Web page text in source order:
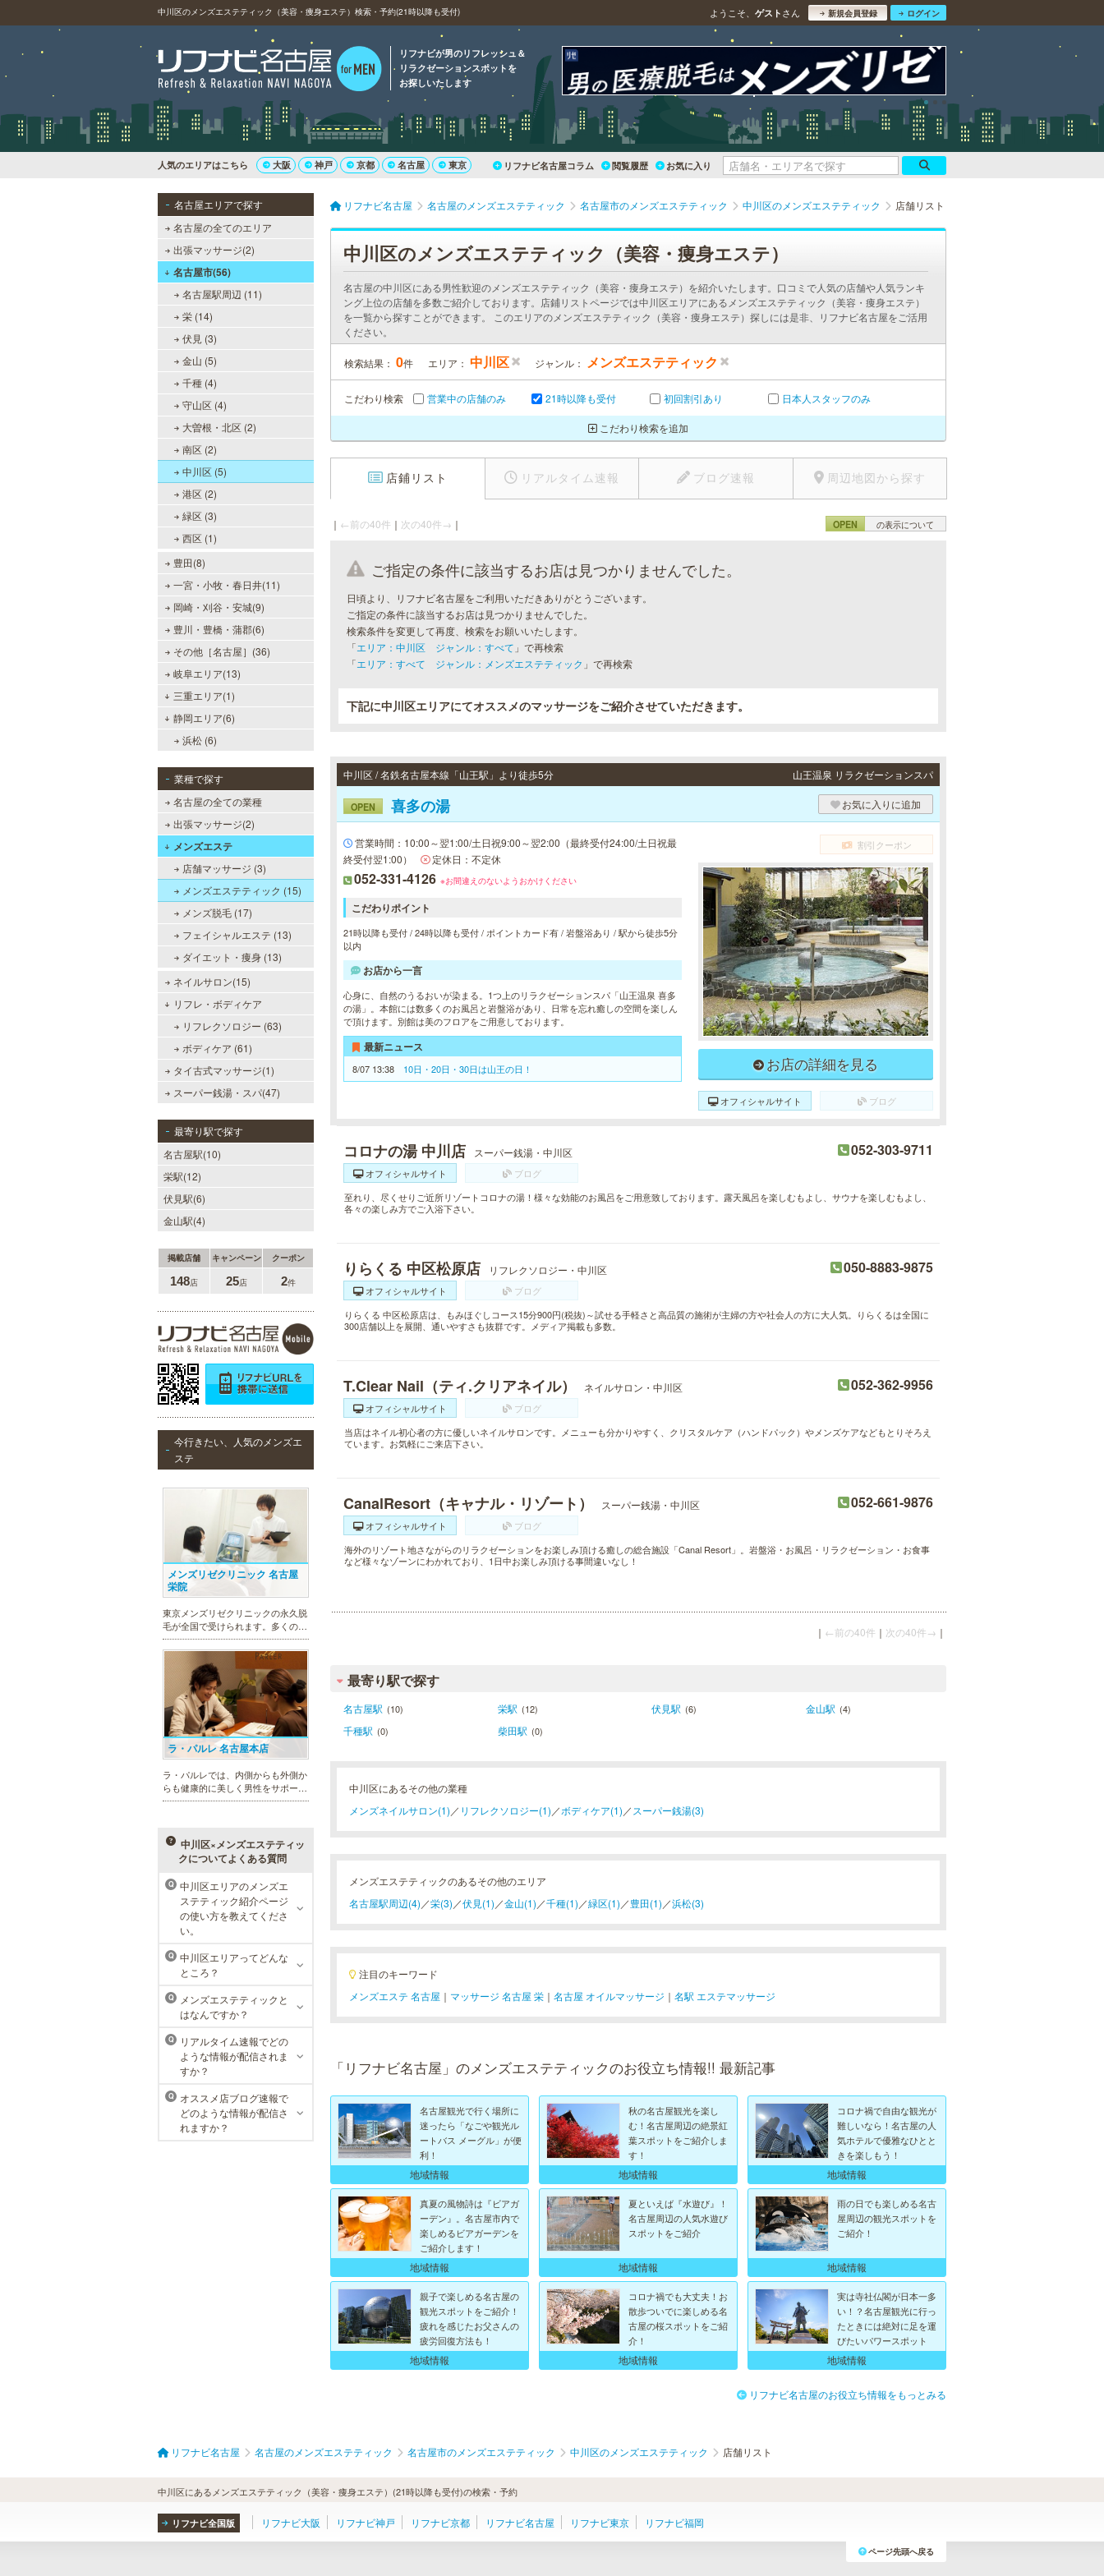
中川区のメンズエステティック（美容・痩身エステ）検索・予約(21時以降も受付) ようこそ、 ゲスト さん 新規会員登録 ログイン
リフナビが男のリフレッシュ＆
リラクゼーションスポットを
お探しいたします
人気のエリアはこちら 大阪 神戸 京都 名古屋 東京 リフナビ名古屋コラム 閲覧履歴 お気に入り
名古屋エリアで探す
名古屋の全てのエリア
出張マッサージ(2)
名古屋市(56)
名古屋駅周辺 (11)
栄 (14)
伏見 (3)
金山 (5)
千種 (4)
守山区 (4)
大曽根・北区 (2)
南区 (2)
中川区 (5)
港区 (2)
緑区 (3)
西区 (1)
豊田(8)
一宮・小牧・春日井(11)
岡崎・刈谷・安城(9)
豊川・豊橋・蒲郡(6)
その他［名古屋］(36)
岐阜エリア(13)
三重エリア(1)
静岡エリア(6)
浜松 (6)
業種で探す
名古屋の全ての業種
出張マッサージ(2)
メンズエステ
店舗マッサージ (3)
メンズエステティック (15)
メンズ脱毛 (17)
フェイシャルエステ (13)
ダイエット・痩身 (13)
ネイルサロン(15)
リフレ・ボディケア
リフレクソロジー (63)
ボディケア (61)
タイ古式マッサージ(1)
スーパー銭湯・スパ(47)
最寄り駅で探す
名古屋駅(10)
栄駅(12)
伏見駅(6)
金山駅(4)
掲載店舗 キャンペーン クーポン
148店 25店 2件
今行きたい、人気のメンズエ
ステ
メンズリゼクリニック 名古屋
栄院
東京メンズリゼクリニックの永久脱
毛が全国で受けられます。多くの男
性患者様にご支持頂き、新宿1院か
ら始まったメンズリゼクリニック
が、現在では提携院含め全国10院を
展開するクリニックになりました。
ラ・パルレ 名古屋本店
ラ・パルレでは、内側からも外側か
らも健康的に美しく男性をサポー
ト。脱メタボリックやダイエット、
メニューをご用意。お得な体験コー
スも多数！
MEN’S TBC 名古屋本店
メンズTBCは、創業以来男性の健康
的な美を追究してきました。豊富な
脱毛メニューを始め、フェイシャル
ケア、下腹引き締め等、各種お得な
体験コースを取り揃えています。選
べる種類の多さで初めての方も安心
です。
中川区×メンズエステティッ
クについてよくある質問
Q
中川区エリアのメンズエ
ステティック紹介ページ
の使い方を教えてくださ
い。
Q
中川区エリアってどんな
ところ？
Q
メンズエステティックと
はなんですか？
Q
リアルタイム速報でどの
ような情報が配信されま
すか？
Q
オススメ店ブログ速報で
どのような情報が配信さ
れますか？
リフナビ名古屋 名古屋のメンズエステティック 名古屋市のメンズエステティック 中川区のメンズエステティック 店舗リスト
中川区のメンズエステティック（美容・痩身エステ）
名古屋の中川区にある男性歓迎のメンズエステティック（美容・痩身エステ）を紹介いたします。口コミで人気の店舗や人気ランキ
ング上位の店舗を多数ご紹介しております。店鋪リストページでは中川区エリアにあるメンズエステティック（美容・痩身エステ）
を一覧から探すことができます。 このエリアのメンズエステティック（美容・痩身エステ）探しには是非、リフナビ名古屋をご活用
ください。
検索結果： 0件 エリア： 中川区 ジャンル： メンズエステティック
こだわり検索 営業中の店舗のみ 21時以降も受付 初回割引あり 日本人スタッフのみ
こだわり検索を追加
店鋪リスト リアルタイム速報 ブログ速報 周辺地図から探す
｜ ←前の40件 ｜ 次の40件→ ｜ OPEN の表示について
ご指定の条件に該当するお店は見つかりませんでした。
日頃より、リフナビ名古屋をご利用いただきありがとうございます。
ご指定の条件に該当するお店は見つかりませんでした。
検索条件を変更して再度、検索をお願いいたします。
「エリア：中川区 ジャンル：すべて 」で再検索
「エリア：すべて ジャンル：メンズエステティック 」で再検索
下記に中川区エリアにてオススメのマッサージをご紹介させていただきます。
中川区 / 名鉄名古屋本線「山王駅」より徒歩5分 山王温泉 リラクゼーションスパ
OPEN 喜多の湯 お気に入りに追加
営業時間：10:00～翌1:00/土日祝9:00～翌2:00（最終受付24:00/土日祝最
終受付翌1:00）
定休日：不定休
052-331-4126 ※お間違えのないようおかけください
こだわりポイント
21時以降も受付 / 24時以降も受付 / ポイントカード有 / 岩盤浴あり / 駅から徒歩5分
以内
お店から一言
心身に、自然のうるおいが染まる。1つ上のリラクゼーションスパ「山王温泉 喜多
の湯」。本館には数多くのお風呂と岩盤浴があり、日常を忘れ癒しの空間を楽しん
で頂けます。別館は美のフロアをご用意しております。
最新ニュース
8/07 13:38 10日・20日・30日は山王の日！
割引クーポン
お店の詳細を見る
オフィシャルサイト ブログ
コロナの湯 中川店 スーパー銭湯・中川区 052-303-9711
オフィシャルサイト
ブログ
至れり、尽くせりご近所リゾートコロナの湯！様々な効能のお風呂をご用意致しております。露天風呂を楽しむもよし、サウナを楽しむもよし、
各々の楽しみ方でご入浴下さい。
りらくる 中区松原店 リフレクソロジー・中川区 050-8883-9875
オフィシャルサイト
ブログ
りらくる 中区松原店は、もみほぐしコース15分900円(税抜)～試せる手軽さと高品質の施術が主婦の方や社会人の方に大人気。りらくるは全国に
300店舗以上を展開、通いやすさも抜群です。メディア掲載も多数。
T.Clear Nail（ティ.クリアネイル） ネイルサロン・中川区 052-362-9956
オフィシャルサイト
ブログ
当店はネイル初心者の方に優しいネイルサロンです。メニューも分かりやすく、クリスタルケア（ハンドパック）やメンズケアなどもとりそろえ
ています。お気軽にご来店下さい。
CanalResort（キャナル・リゾート） スーパー銭湯・中川区 052-661-9876
オフィシャルサイト
ブログ
海外のリゾート地さながらのリラクゼーションをお楽しみ頂ける癒しの総合施設「Canal Resort」。岩盤浴・お風呂・リラクゼーション・お食事
など様々なゾーンにわかれており、1日中お楽しみ頂ける事間違いなし！
｜ ←前の40件 ｜ 次の40件→ ｜
最寄り駅で探す
名古屋駅 (10) 栄駅 (12) 伏見駅 (6) 金山駅 (4)
千種駅 (0) 柴田駅 (0)
中川区にあるその他の業種
メンズネイルサロン(1) ／ リフレクソロジー(1) ／ボディケア(1) ／ スーパー銭湯(3)
メンズエステティックのあるその他のエリア
名古屋駅周辺(4) ／栄(3) ／伏見(1) ／金山(1) ／千種(1) ／緑区(1) ／豊田(1) ／浜松(3)
注目のキーワード
メンズエステ 名古屋 ｜ マッサージ 名古屋 栄 ｜ 名古屋 オイルマッサージ ｜ 名駅 エステマッサージ
「リフナビ名古屋」のメンズエステティックのお役立ち情報!! 最新記事
名古屋観光で行く場所に
迷ったら「なごや観光ル
ートバス メーグル」が便
利！
地域情報
秋の名古屋観光を楽し
む！名古屋周辺の絶景紅
葉スポットをご紹介しま
す！
地域情報
コロナ禍で自由な観光が
難しいなら！名古屋の人
気ホテルで優雅なひとと
きを楽しもう！
地域情報
真夏の風物詩は『ビアガ
ーデン』。名古屋市内で
楽しめるビアガーデンを
ご紹介します！
地域情報
夏といえば『水遊び』！
名古屋周辺の人気水遊び
スポットをご紹介
地域情報
雨の日でも楽しめる名古
屋周辺の観光スポットを
ご紹介！
地域情報
親子で楽しめる名古屋の
観光スポットをご紹介！
疲れを感じたお父さんの
疲労回復方法も！
地域情報
コロナ禍でも大丈夫！お
散歩ついでに楽しめる名
古屋の桜スポットをご紹
介！
地域情報
実は寺社仏閣が日本一多
い！？名古屋観光に行っ
たときには絶対に足を運
びたいパワースポット
地域情報
リフナビ名古屋のお役立ち情報をもっとみる
リフナビ名古屋 名古屋のメンズエステティック 名古屋市のメンズエステティック 中川区のメンズエステティック 店舗リスト
中川区にあるメンズエステティック（美容・痩身エステ）(21時以降も受付)の検索・予約
リフナビ全国版 リフナビ大阪 リフナビ神戸 リフナビ京都 リフナビ名古屋 リフナビ東京 リフナビ福岡
ページ先頭へ戻る